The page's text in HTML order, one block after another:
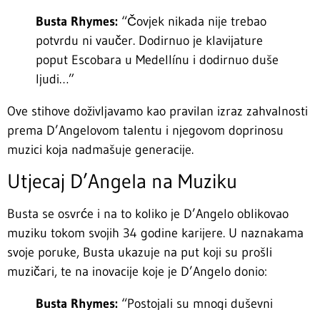
Busta Rhymes: “Čovjek nikada nije trebao
potvrdu ni vaučer. Dodirnuo je klavijature
poput Escobara u Medellínu i dodirnuo duše
ljudi…”
Ove stihove doživljavamo kao pravilan izraz zahvalnosti
prema D’Angelovom talentu i njegovom doprinosu
muzici koja nadmašuje generacije.
Utjecaj D’Angela na Muziku
Busta se osvrće i na to koliko je D’Angelo oblikovao
muziku tokom svojih 34 godine karijere. U naznakama
svoje poruke, Busta ukazuje na put koji su prošli
muzičari, te na inovacije koje je D’Angelo donio:
Busta Rhymes: “Postojali su mnogi duševni